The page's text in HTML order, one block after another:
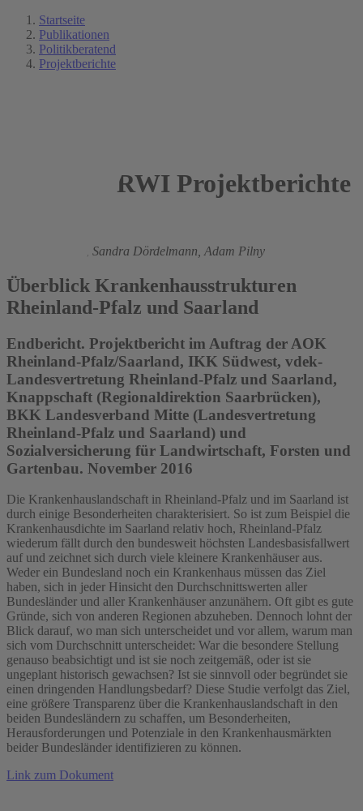
Startseite
Publikationen
Politikberatend
Projektberichte
RWI Projektberichte
Sandra Dördelmann, Adam Pilny
Überblick Krankenhausstrukturen
Rheinland-Pfalz und Saarland
Endbericht. Projektbericht im Auftrag der AOK
Rheinland-Pfalz/Saarland, IKK Südwest, vdek-
Landesvertretung Rheinland-Pfalz und Saarland,
Knappschaft (Regionaldirektion Saarbrücken),
BKK Landesverband Mitte (Landesvertretung
Rheinland-Pfalz und Saarland) und
Sozialversicherung für Landwirtschaft, Forsten und
Gartenbau. November 2016
Die Krankenhauslandschaft in Rheinland‐Pfalz und im Saarland ist
durch einige Besonderheiten charakterisiert. So ist zum Beispiel die
Krankenhausdichte im Saarland relativ hoch, Rheinland‐Pfalz
wiederum fällt durch den bundesweit höchsten Landesbasisfallwert
auf und zeichnet sich durch viele kleinere Krankenhäuser aus.
Weder ein Bundesland noch ein Krankenhaus müssen das Ziel
haben, sich in jeder Hinsicht den Durchschnittswerten aller
Bundesländer und aller Krankenhäuser anzunähern. Oft gibt es gute
Gründe, sich von anderen Regionen abzuheben. Dennoch lohnt der
Blick darauf, wo man sich unterscheidet und vor allem, warum man
sich vom Durchschnitt unterscheidet: War die besondere Stellung
genauso beabsichtigt und ist sie noch zeitgemäß, oder ist sie
ungeplant historisch gewachsen? Ist sie sinnvoll oder begründet sie
einen dringenden Handlungsbedarf? Diese Studie verfolgt das Ziel,
eine größere Transparenz über die Krankenhauslandschaft in den
beiden Bundesländern zu schaffen, um Besonderheiten,
Herausforderungen und Potenziale in den Krankenhausmärkten
beider Bundesländer identifizieren zu können.
Link zum Dokument